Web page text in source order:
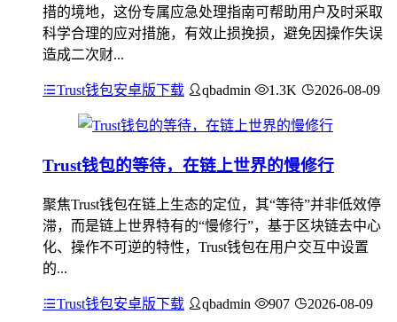
措的境地，这份专属应急处理指南可帮助用户及时采取
科学合理的应对措施，有效止损挽损，避免因操作失误
造成二次财...
Trust钱包安卓版下载 qbadmin 1.3K 2026-08-09
Trust钱包的等待，在链上世界的慢修行
聚焦Trust钱包在链上生态的定位，其“等待”并非低效停
滞，而是链上世界特有的“慢修行”，基于区块链去中心
化、操作不可逆的特性，Trust钱包在用户交互中设置
的...
Trust钱包安卓版下载 qbadmin 907 2026-08-09